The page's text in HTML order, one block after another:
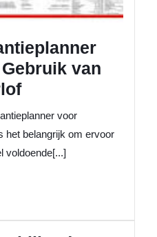
van
voor
het belangrijk om ervoor
voldoende[...]